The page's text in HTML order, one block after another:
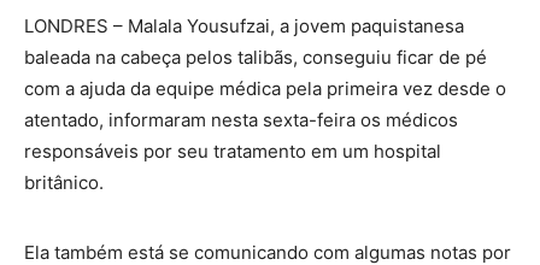
LONDRES – Malala Yousufzai, a jovem paquistanesa
baleada na cabeça pelos talibãs, conseguiu ficar de pé
com a ajuda da equipe médica pela primeira vez desde o
atentado, informaram nesta sexta-feira os médicos
responsáveis por seu tratamento em um hospital
britânico.
Ela também está se comunicando com algumas notas por